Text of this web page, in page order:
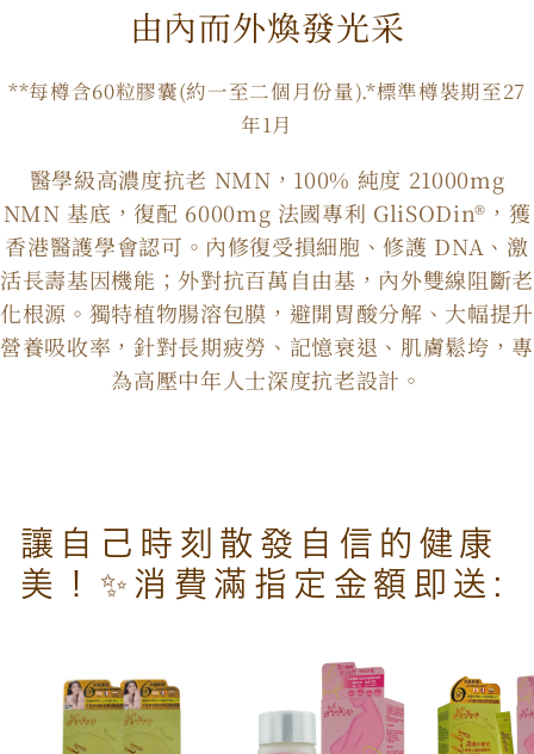
21,000mg
GliSODin®️
件
裝
數
量
減
少
NMN
21,000mg
GliSODin®️
6,000mg
件
裝
數
量
增
加
由內而外煥發光采
**每樽含60粒膠囊(約一至二個月份量).*標準樽裝期至27
年1月
醫學級高濃度抗老 NMN，100% 純度 21000mg
NMN 基底，復配 6000mg 法國專利 GliSODin®，獲
香港醫護學會認可。內修復受損細胞、修護 DNA、激
活長壽基因機能；外對抗百萬自由基，內外雙線阻斷老
化根源。獨特植物腸溶包膜，避開胃酸分解、大幅提升
營養吸收率，針對長期疲勞、記憶衰退、肌膚鬆垮，專
為高壓中年人士深度抗老設計。
讓自己時刻散發自信的健康
美！✨消費滿指定金額即送: